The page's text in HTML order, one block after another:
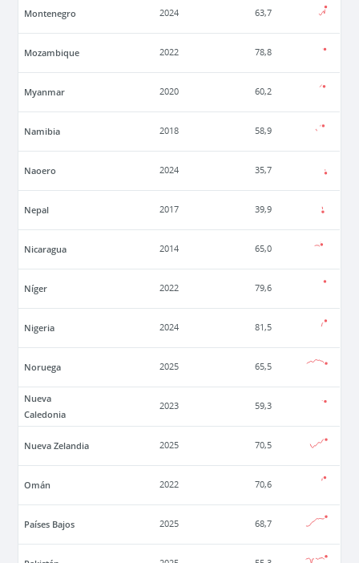
Montenegro 2024 63,7
Mozambique 2022 78,8
Myanmar 2020 60,2
Namibia 2018 58,9
Naoero 2024 35,7
Nepal 2017 39,9
Nicaragua 2014 65,0
Níger 2022 79,6
Nigeria 2024 81,5
Noruega 2025 65,5
Nueva
Caledonia
2023 59,3
Nueva Zelandia 2025 70,5
Omán 2022 70,6
Países Bajos 2025 68,7